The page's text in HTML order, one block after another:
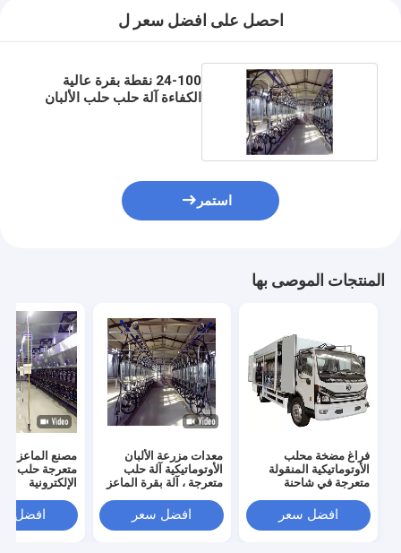
احصل على افضل سعر ل
24-100 نقطة بقرة عالية
الكفاءة آلة حلب حلب الألبان
استمر
المنتجات الموصى بها
فراغ مضخة محلب
الأوتوماتيكية المنقولة
متعرجة في شاحنة
افضل سعر
معدات مزرعة الألبان
الأوتوماتيكية آلة حلب
متعرجة ، آلة بقرة الماعز
افضل سعر
مصنع الماعز
متعرجة حلب
الإلكترونية
افضل